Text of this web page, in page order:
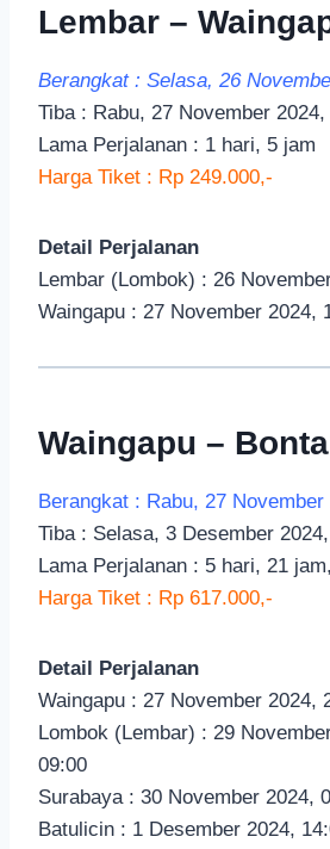
Lembar –
Berangkat : Selasa, 26
Tiba : Rabu, 27 November 2024,
Lama Perjalanan : 1 hari, 5 jam
Harga Tiket : Rp 249.000,-
Detail Perjalanan
Lembar (Lombok) : 26
Waingapu : 27 November 2024,
Waingapu –
Berangkat : Rabu, 27
Tiba : Selasa, 3 Desember
Lama Perjalanan : 5 hari, 21
Harga Tiket : Rp 617.000,-
Detail Perjalanan
Waingapu : 27 November 2024,
Lombok (Lembar) : 29
09:00
Surabaya : 30 November 2024,
Batulicin : 1 Desember 2024,